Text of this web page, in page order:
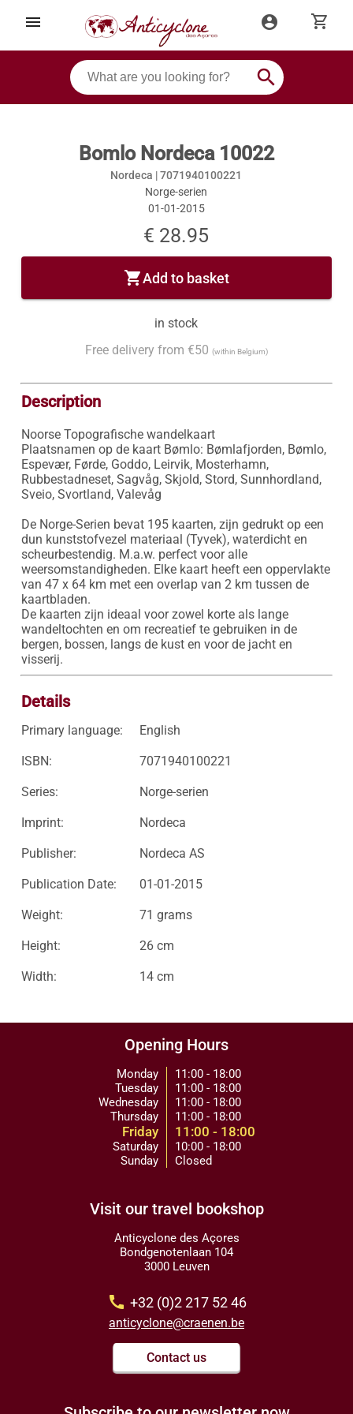
menu account_circle shopping_cart
search
Bomlo Nordeca 10022
Nordeca |7071940100221
Norge-serien
01-01-2015
€ 28.95
shopping_cartAdd to basket
in stock
Free delivery from €50 (within Belgium)
Description
Noorse Topografische wandelkaart
Plaatsnamen op de kaart Bømlo: Bømlafjorden, Bømlo,
Espevær, Førde, Goddo, Leirvik, Mosterhamn,
Rubbestadneset, Sagvåg, Skjold, Stord, Sunnhordland,
Sveio, Svortland, Valevåg
De Norge-Serien bevat 195 kaarten, zijn gedrukt op een
dun kunststofvezel materiaal (Tyvek), waterdicht en
scheurbestendig. M.a.w. perfect voor alle
weersomstandigheden. Elke kaart heeft een oppervlakte
van 47 x 64 km met een overlap van 2 km tussen de
kaartbladen.
De kaarten zijn ideaal voor zowel korte als lange
wandeltochten en om recreatief te gebruiken in de
bergen, bossen, langs de kust en voor de jacht en
visserij.
Details
Primary language: English
ISBN: 7071940100221
Series: Norge-serien
Imprint: Nordeca
Publisher: Nordeca AS
Publication Date: 01-01-2015
Weight: 71 grams
Height: 26 cm
Width: 14 cm
Opening Hours
Monday
Tuesday
Wednesday
Thursday
Friday
Saturday
Sunday
11:00 - 18:00
11:00 - 18:00
11:00 - 18:00
11:00 - 18:00
11:00 - 18:00
10:00 - 18:00
Closed
Visit our travel bookshop
Anticyclone des Açores
Bondgenotenlaan 104
3000 Leuven
call +32 (0)2 217 52 46
anticyclone@craenen.be
Contact us